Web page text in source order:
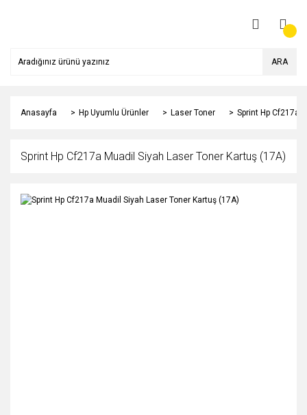
ARA
Anasayfa Hp Uyumlu Ürünler Laser Toner Sprint Hp Cf217a
Sprint Hp Cf217a Muadil Siyah Laser Toner Kartuş (17A)